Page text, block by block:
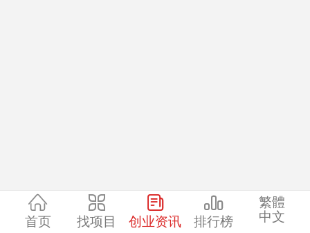
首页 找项目 创业资讯 排行榜
繁體
中文